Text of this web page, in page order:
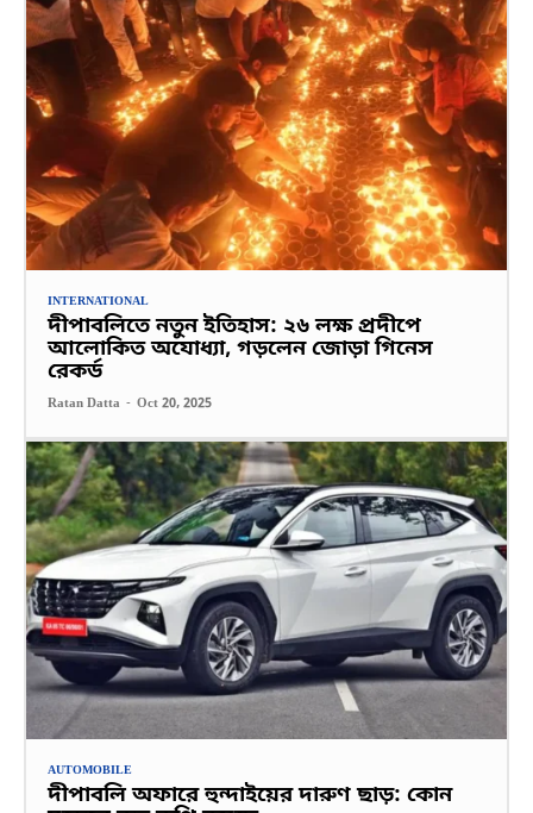
INTERNATIONAL
দীপাবলিতে নতুন ইতিহাস: ২৬ লক্ষ প্রদীপে
আলোকিত অযোধ্যা, গড়লেন জোড়া গিনেস
রেকর্ড
Ratan Datta - Oct 20, 2025
AUTOMOBILE
দীপাবলি অফারে হুন্দাইয়ের দারুণ ছাড়: কোন